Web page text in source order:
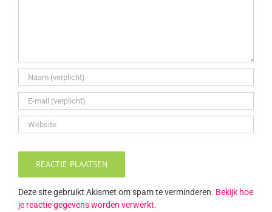
Deze site gebruikt Akismet om spam te verminderen. Bekijk hoe
je reactie gegevens worden verwerkt.